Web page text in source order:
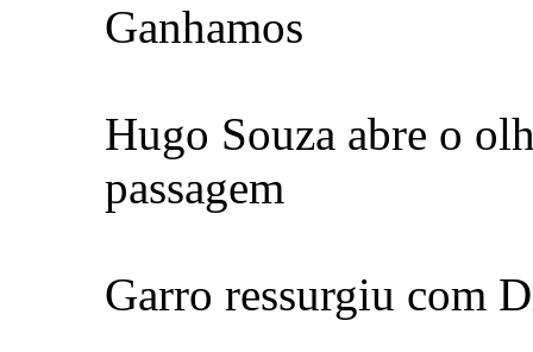
Ganhamos
Hugo Souza abre o
passagem
Garro ressurgiu com